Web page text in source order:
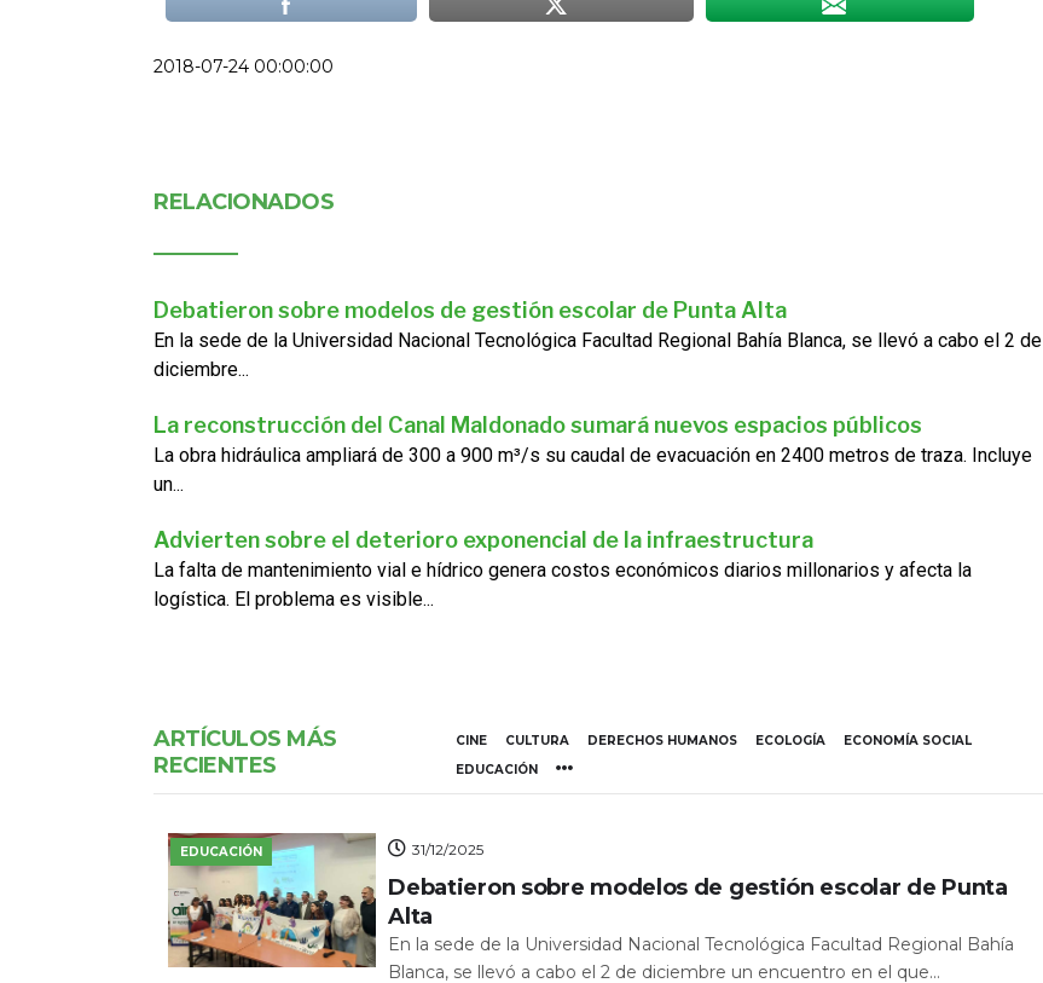
2018-07-24 00:00:00
RELACIONADOS
Debatieron sobre modelos de gestión escolar de Punta Alta
En la sede de la Universidad Nacional Tecnológica Facultad Regional Bahía Blanca, se llevó a cabo el 2 de
diciembre...
La reconstrucción del Canal Maldonado sumará nuevos espacios públicos
La obra hidráulica ampliará de 300 a 900 m³/s su caudal de evacuación en 2400 metros de traza. Incluye
un...
Advierten sobre el deterioro exponencial de la infraestructura
La falta de mantenimiento vial e hídrico genera costos económicos diarios millonarios y afecta la
logística. El problema es visible...
ARTÍCULOS MÁS
RECIENTES
CINE CULTURA DERECHOS HUMANOS ECOLOGÍA
ECONOMÍA SOCIAL
EDUCACIÓN
EDUCACIÓN 31/12/2025
Debatieron sobre modelos de gestión escolar de Punta
Alta
En la sede de la Universidad Nacional Tecnológica Facultad Regional Bahía
Blanca, se llevó a cabo el 2 de diciembre un encuentro en el que...